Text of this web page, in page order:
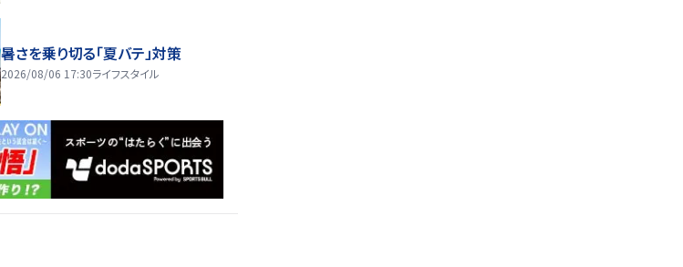
暑さを乗り切る「夏バテ」対策
2026/08/06 17:30ライフスタイル